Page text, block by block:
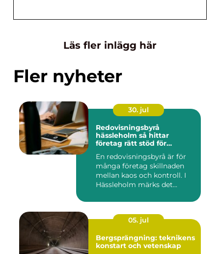
Läs fler inlägg här
Fler nyheter
30. jul
Redovisningsbyrå
hässleholm så hittar
företag rätt stöd för
En redovisningsbyrå är för
många företag skillnaden
mellan kaos och kontroll. I
Hässleholm märks det...
05. jul
Bergsprängning: teknikens
konstart och vetenskap